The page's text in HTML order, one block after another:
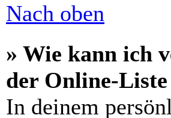
Nach oben
» Wie kann ich
der Online-
In deinem